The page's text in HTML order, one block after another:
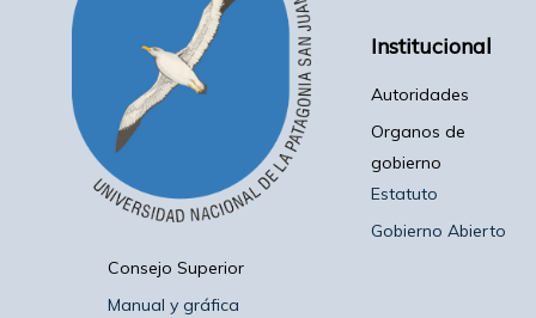
Institucional
Autoridades
Organos de
gobierno
Estatuto
Gobierno Abierto
Consejo Superior
Manual y gráfica